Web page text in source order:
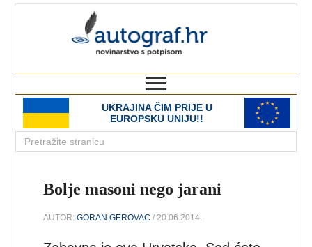
UKRAJINA ČIM PRIJE U
EUROPSKU UNIJU!!
Bolje masoni nego jarani
AUTOR:GORAN GEROVAC / 20.06.2014.